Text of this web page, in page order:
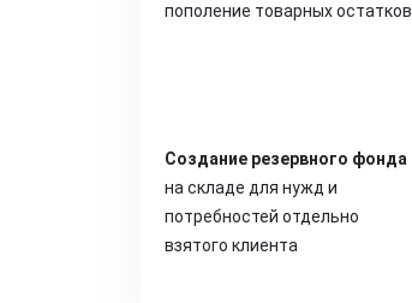
пополение товарных остатков.
Создание резервного фонда
на складе для нужд и
потребностей отдельно
взятого клиента